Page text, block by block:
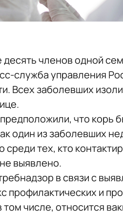
членов одной
служба управления
Всех заболевших
что корь
один из заболевших
среди тех, кто
выявлено.
в связи с
профилактических и
числе, относится